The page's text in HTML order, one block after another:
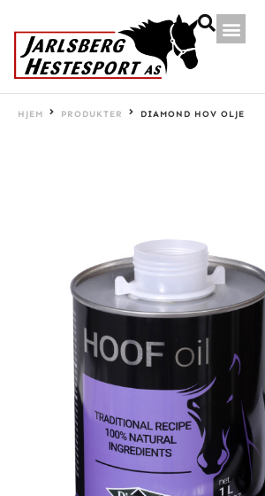
HJEM PRODUKTER DIAMOND HOV OLJE